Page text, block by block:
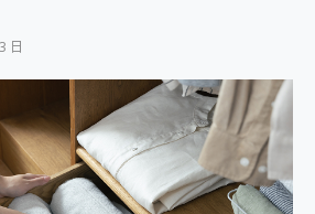
AI 支付 一錶搞定大小事 Xiaomi Watch 5 開箱 評測
超驚艷 讓人一眼就愛上 LENOVO 聯想 Yoga Book 9 14吋 AI輕薄筆電 開箱 評測
美到讓人超想擁有 moto pad 60 系列 與 Moto | Swarovski razr 60 冰藍限定版本 開箱 評測
好用的 EaseUS Partition Master 讓您輕鬆的移除與格式化有防寫保護的隨身碟或SD卡
一鍵修復模糊影片、舊照的 AI 好幫手! VideoProc Converter AI 新版全解析 × 年末優惠，一篇全看懂
小朋友才做選擇 投影機 RGB藍牙音響 氛圍情境燈 我通通都要！ Starfish 2 幻彩膠囊投影機｜結合「 智慧投影 & 煥彩流動 」的沈浸式生活新體驗
日